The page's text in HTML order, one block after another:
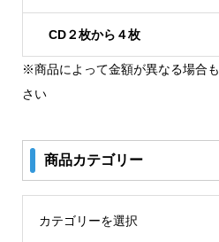
CD２枚から４枚
※商品によって金額が異なる場合
さい
商品カテゴリー